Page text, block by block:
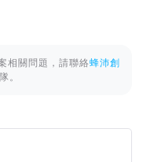
相關問題，請聯絡蜂沛創
。